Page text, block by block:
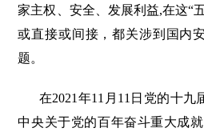
家主权、安全、发展利益,在这“
或直接或间接，都关涉到国内
题。
在2021年11月11日党的十
中央关于党的百年奋斗重大成